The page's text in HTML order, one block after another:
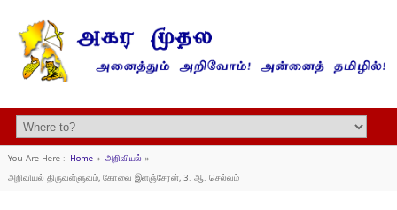
You Are Here : Home» அறிவியல்»
அறிவியல் திருவள்ளுவம், கோவை இளஞ்சேரன், 3. ஆ. செல்வம்